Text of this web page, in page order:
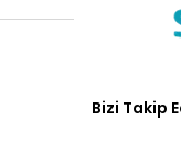
Bizi Takip